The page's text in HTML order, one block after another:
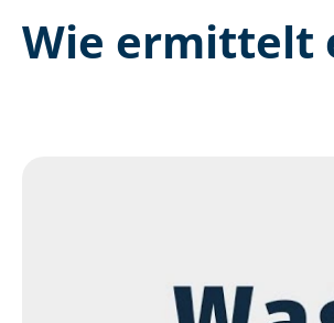
Wie ermittelt